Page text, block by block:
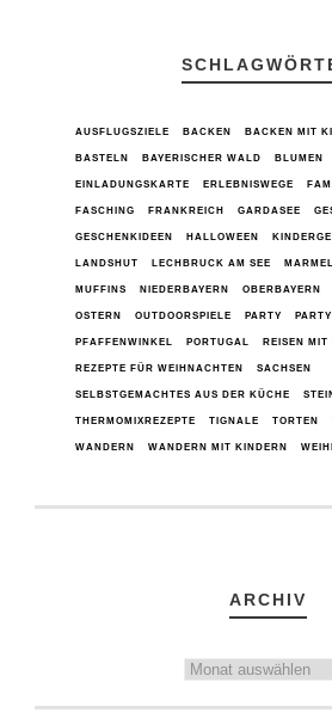
AUSFLUGSZIELE BACKEN BACKEN MIT
BASTELN BAYERISCHER WALD BLUMEN
EINLADUNGSKARTE ERLEBNISWEGE
FASCHING FRANKREICH GARDASEE
GESCHENKIDEEN HALLOWEEN
LANDSHUT LECHBRUCK AM SEE
MUFFINS NIEDERBAYERN OBERBAYERN
OSTERN OUTDOORSPIELE PARTY
PFAFFENWINKEL PORTUGAL REISEN MIT
REZEPTE FÜR WEIHNACHTEN SACHSEN
SELBSTGEMACHTES AUS DER KÜCHE
THERMOMIXREZEPTE TIGNALE TORTEN
WANDERN WANDERN MIT KINDERN
ARCHIV
Archiv